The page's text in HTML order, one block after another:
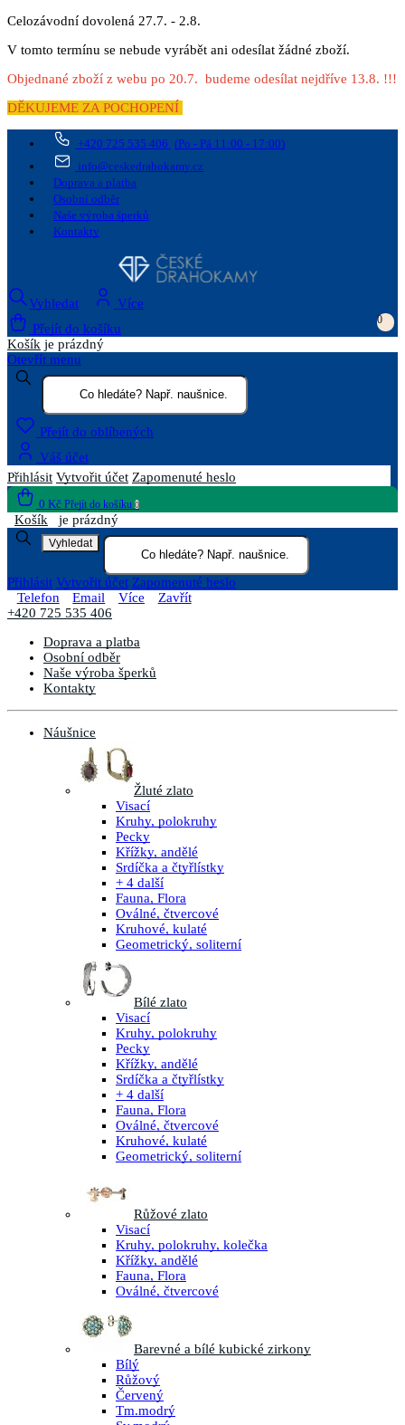
Celozávodní dovolená 27.7. - 2.8.
V tomto termínu se nebude vyrábět ani odesílat žádné zboží.
Objednané zboží z webu po 20.7. budeme odesílat nejdříve 13.8. !!!
DĚKUJEME ZA POCHOPENÍ
+420 725 535 406 (Po - Pá 11:00 - 17:00)
info@ceskedrahokamy.cz
Doprava a platba
Osobní odběr
Naše výroba šperků
Kontakty
Vyhledat
Více
Přejít do košíku
0
Košík je prázdný
Otevřít menu
Přejít do oblíbených
Váš účet
Přihlásit Vytvořit účet Zapomenuté heslo
0 Kč Přejít do košíku 0
Košík je prázdný
Vyhledat
Přihlásit Vytvořit účet Zapomenuté heslo
Telefon
Email Více
Zavřít
+420 725 535 406
Doprava a platba
Osobní odběr
Naše výroba šperků
Kontakty
Náušnice
Žluté zlato
Visací
Kruhy, polokruhy
Pecky
Křížky, andělé
Srdíčka a čtyřlístky
+ 4 další
Fauna, Flora
Oválné, čtvercové
Kruhové, kulaté
Geometrický, soliterní
Bílé zlato
Visací
Kruhy, polokruhy
Pecky
Křížky, andělé
Srdíčka a čtyřlístky
+ 4 další
Fauna, Flora
Oválné, čtvercové
Kruhové, kulaté
Geometrický, soliterní
Růžové zlato
Visací
Kruhy, polokruhy, kolečka
Křížky, andělé
Fauna, Flora
Oválné, čtvercové
Barevné a bílé kubické zirkony
Bílý
Růžový
Červený
Tm.modrý